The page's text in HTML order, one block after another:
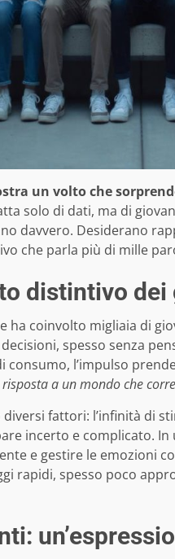
un volto che
solo di dati, ma di
davvero. Desiderano
che parla più di mille
distintivo dei
ha coinvolto migliaia di
spesso senza
consumo, l’impulso
a un mondo che
fattori: l’infinità di
incerto e complicato.
e gestire le emozioni
rapidi, spesso poco